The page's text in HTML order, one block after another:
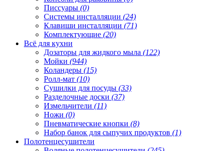
Писсуары (0)
Системы инсталляции (24)
Клавиши инсталляции (71)
Комплектующие (20)
Всё для кухни
Дозаторы для жидкого мыла (122)
Мойки (944)
Коландеры (15)
Ролл-мат (10)
Сушилки для посуды (33)
Разделочные доски (37)
Измельчители (11)
Ножи (0)
Пневматические кнопки (8)
Набор банок для сыпучих продуктов (1)
Полотенцесушители